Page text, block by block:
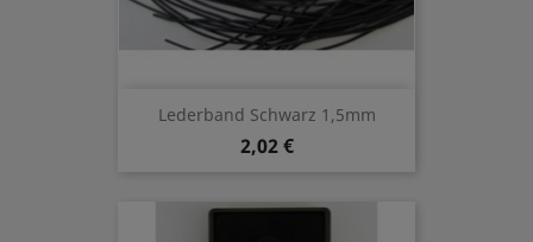
Lederband Schwarz 1,5mm
2,02 €